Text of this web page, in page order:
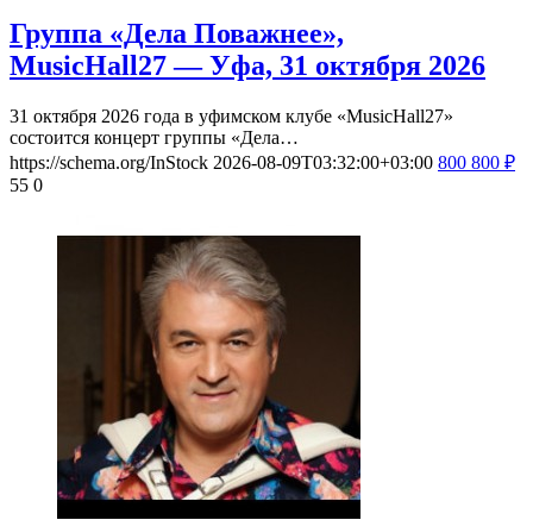
Группа «Дела Поважнее»,
MusicHall27 — Уфа, 31 октября 2026
31 октября 2026 года в уфимском клубе «MusicHall27»
состоится концерт группы «Дела…
https://schema.org/InStock 2026-08-09T03:32:00+03:00 800 800 ₽
55 0